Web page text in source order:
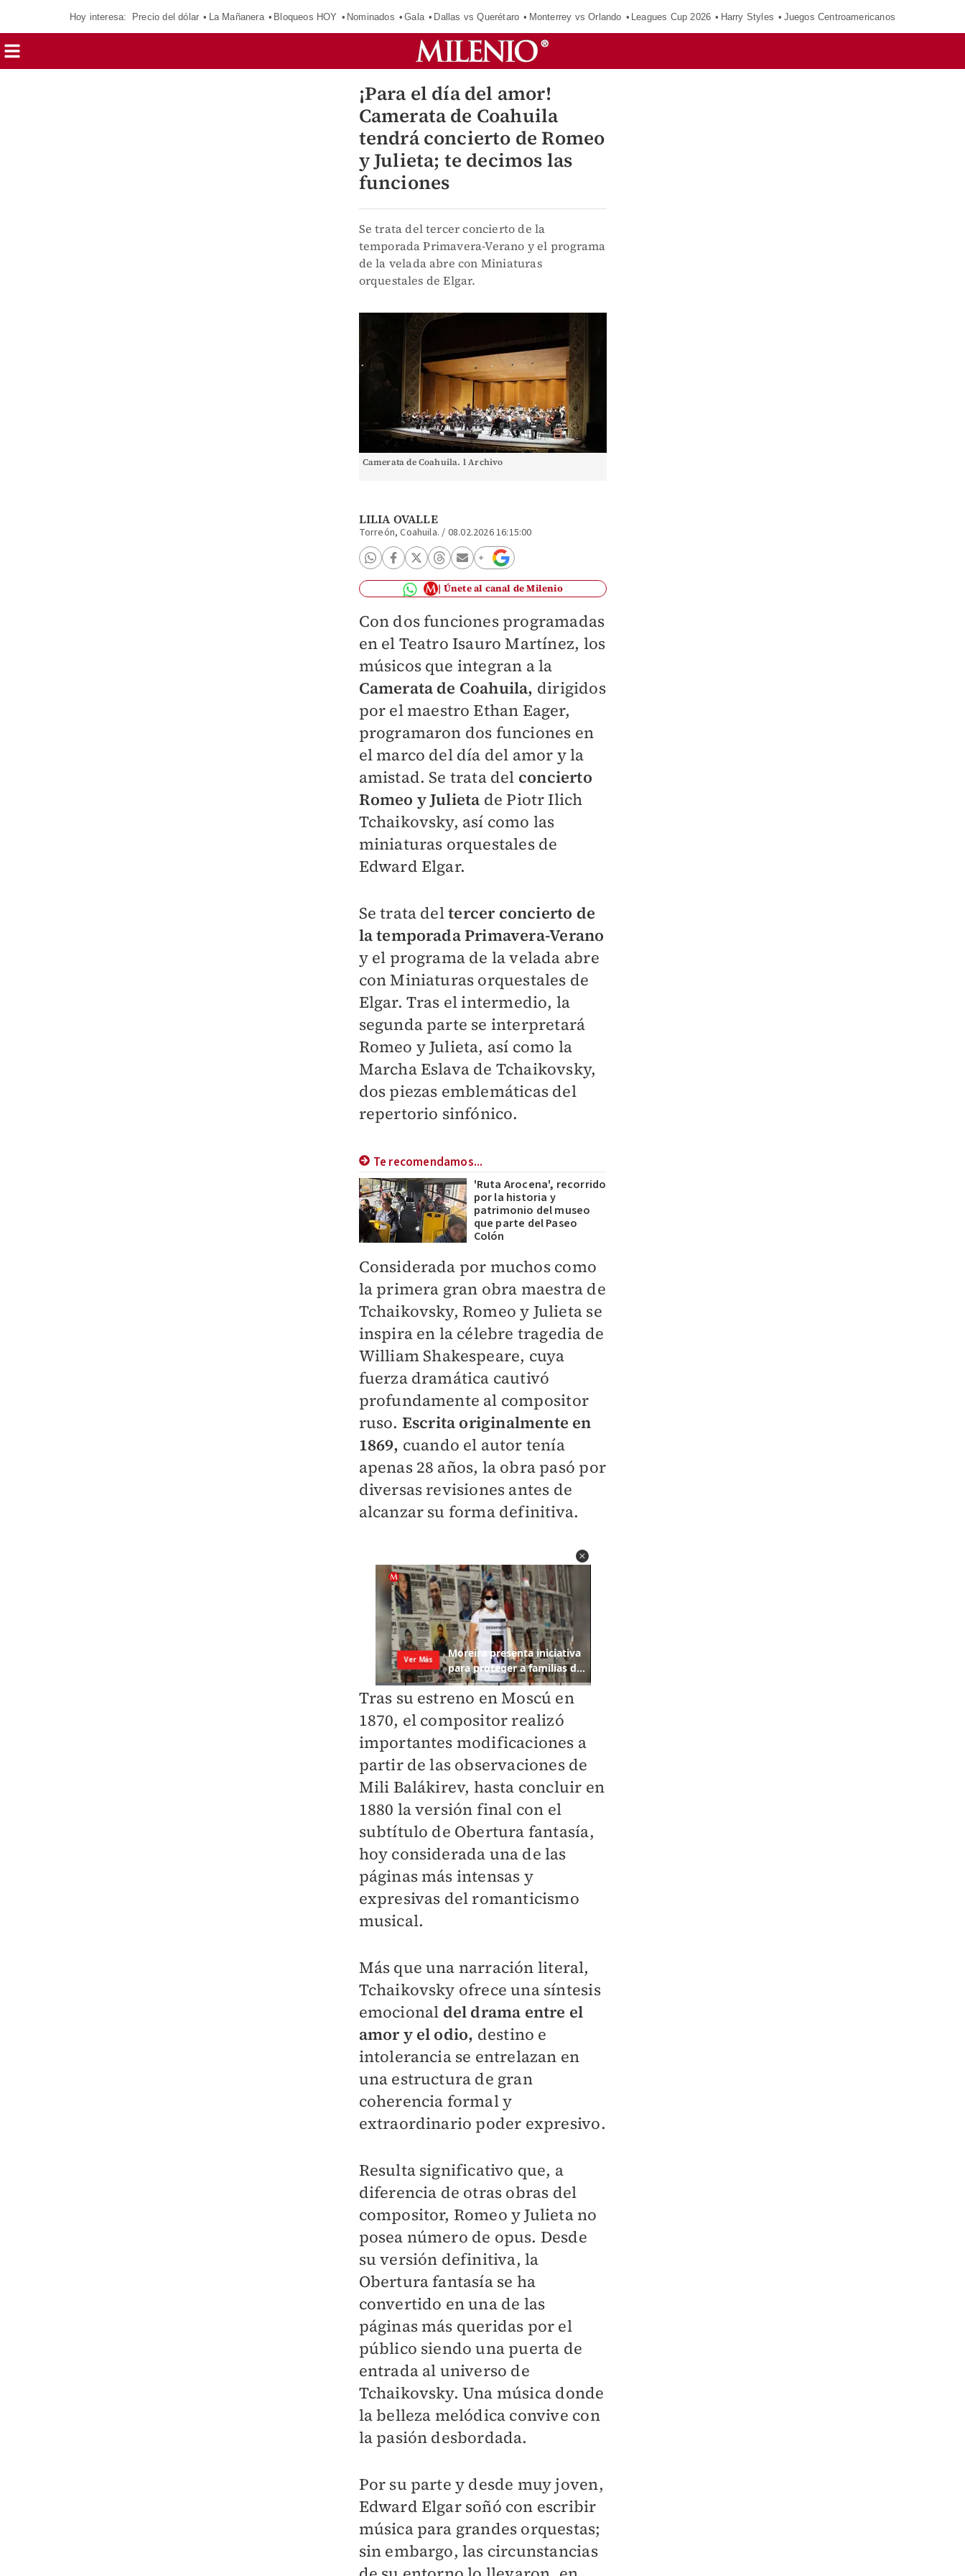
Hoy interesa: Precio del dólar La Mañanera Bloqueos HOY Nominados Gala Dallas vs Querétaro Monterrey vs Orlando Leagues Cup 2026 Harry Styles Juegos Centroamericanos
¡Para el día del amor!
Camerata de Coahuila
tendrá concierto de Romeo
y Julieta; te decimos las
funciones
Se trata del tercer concierto de la
temporada Primavera-Verano y el programa
de la velada abre con Miniaturas
orquestales de Elgar.
Camerata de Coahuila. l Archivo
LILIA OVALLE
Torreón, Coahuila. / 08.02.2026 16:15:00
Únete al canal de Milenio
Con dos funciones programadas
en el Teatro Isauro Martínez, los
músicos que integran a la
Camerata de Coahuila, dirigidos
por el maestro Ethan Eager,
programaron dos funciones en
el marco del día del amor y la
amistad. Se trata del concierto
Romeo y Julieta de Piotr Ilich
Tchaikovsky, así como las
miniaturas orquestales de
Edward Elgar.
Se trata deltercer concierto de
la temporada Primavera-Verano
y el programa de la velada abre
con Miniaturas orquestales de
Elgar. Tras el intermedio, la
segunda parte se interpretará
Romeo y Julieta, así como la
Marcha Eslava de Tchaikovsky,
dos piezas emblemáticas del
repertorio sinfónico.
Te recomendamos...
'Ruta Arocena', recorrido
por la historia y
patrimonio del museo
que parte del Paseo
Colón
Considerada por muchos como
la primera gran obra maestra de
Tchaikovsky, Romeo y Julieta se
inspira en la célebre tragedia de
William Shakespeare, cuya
fuerza dramática cautivó
profundamente al compositor
ruso. Escrita originalmente en
1869, cuando el autor tenía
apenas 28 años, la obra pasó por
diversas revisiones antes de
alcanzar su forma definitiva.
Tras su estreno en Moscú en
1870, el compositor realizó
importantes modificaciones a
partir de las observaciones de
Mili Balákirev, hasta concluir en
1880 la versión final con el
subtítulo de Obertura fantasía,
hoy considerada una de las
páginas más intensas y
expresivas del romanticismo
musical.
Más que una narración literal,
Tchaikovsky ofrece una síntesis
emocional del drama entre el
amor y el odio, destino e
intolerancia se entrelazan en
una estructura de gran
coherencia formal y
extraordinario poder expresivo.
Resulta significativo que, a
diferencia de otras obras del
compositor, Romeo y Julieta no
posea número de opus. Desde
su versión definitiva, la
Obertura fantasía se ha
convertido en una de las
páginas más queridas por el
público siendo una puerta de
entrada al universo de
Tchaikovsky. Una música donde
la belleza melódica convive con
la pasión desbordada.
Por su parte y desde muy joven,
Edward Elgar soñó con escribir
música para grandes orquestas;
sin embargo, las circunstancias